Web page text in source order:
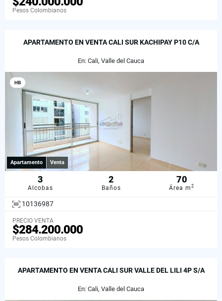
Pesos Colombianos
APARTAMENTO EN VENTA CALI SUR KACHIPAY P10 C/A
En: Cali, Valle del Cauca
HB
Apartamento Venta
3
Alcobas
2
Baños
70
Área m2
10136987
PRECIO VENTA
$284.200.000
Pesos Colombianos
APARTAMENTO EN VENTA CALI SUR VALLE DEL LILI 4P S/A
En: Cali, Valle del Cauca